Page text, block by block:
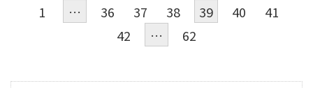
1 … 36 37 38 39 40
41
42
… 62